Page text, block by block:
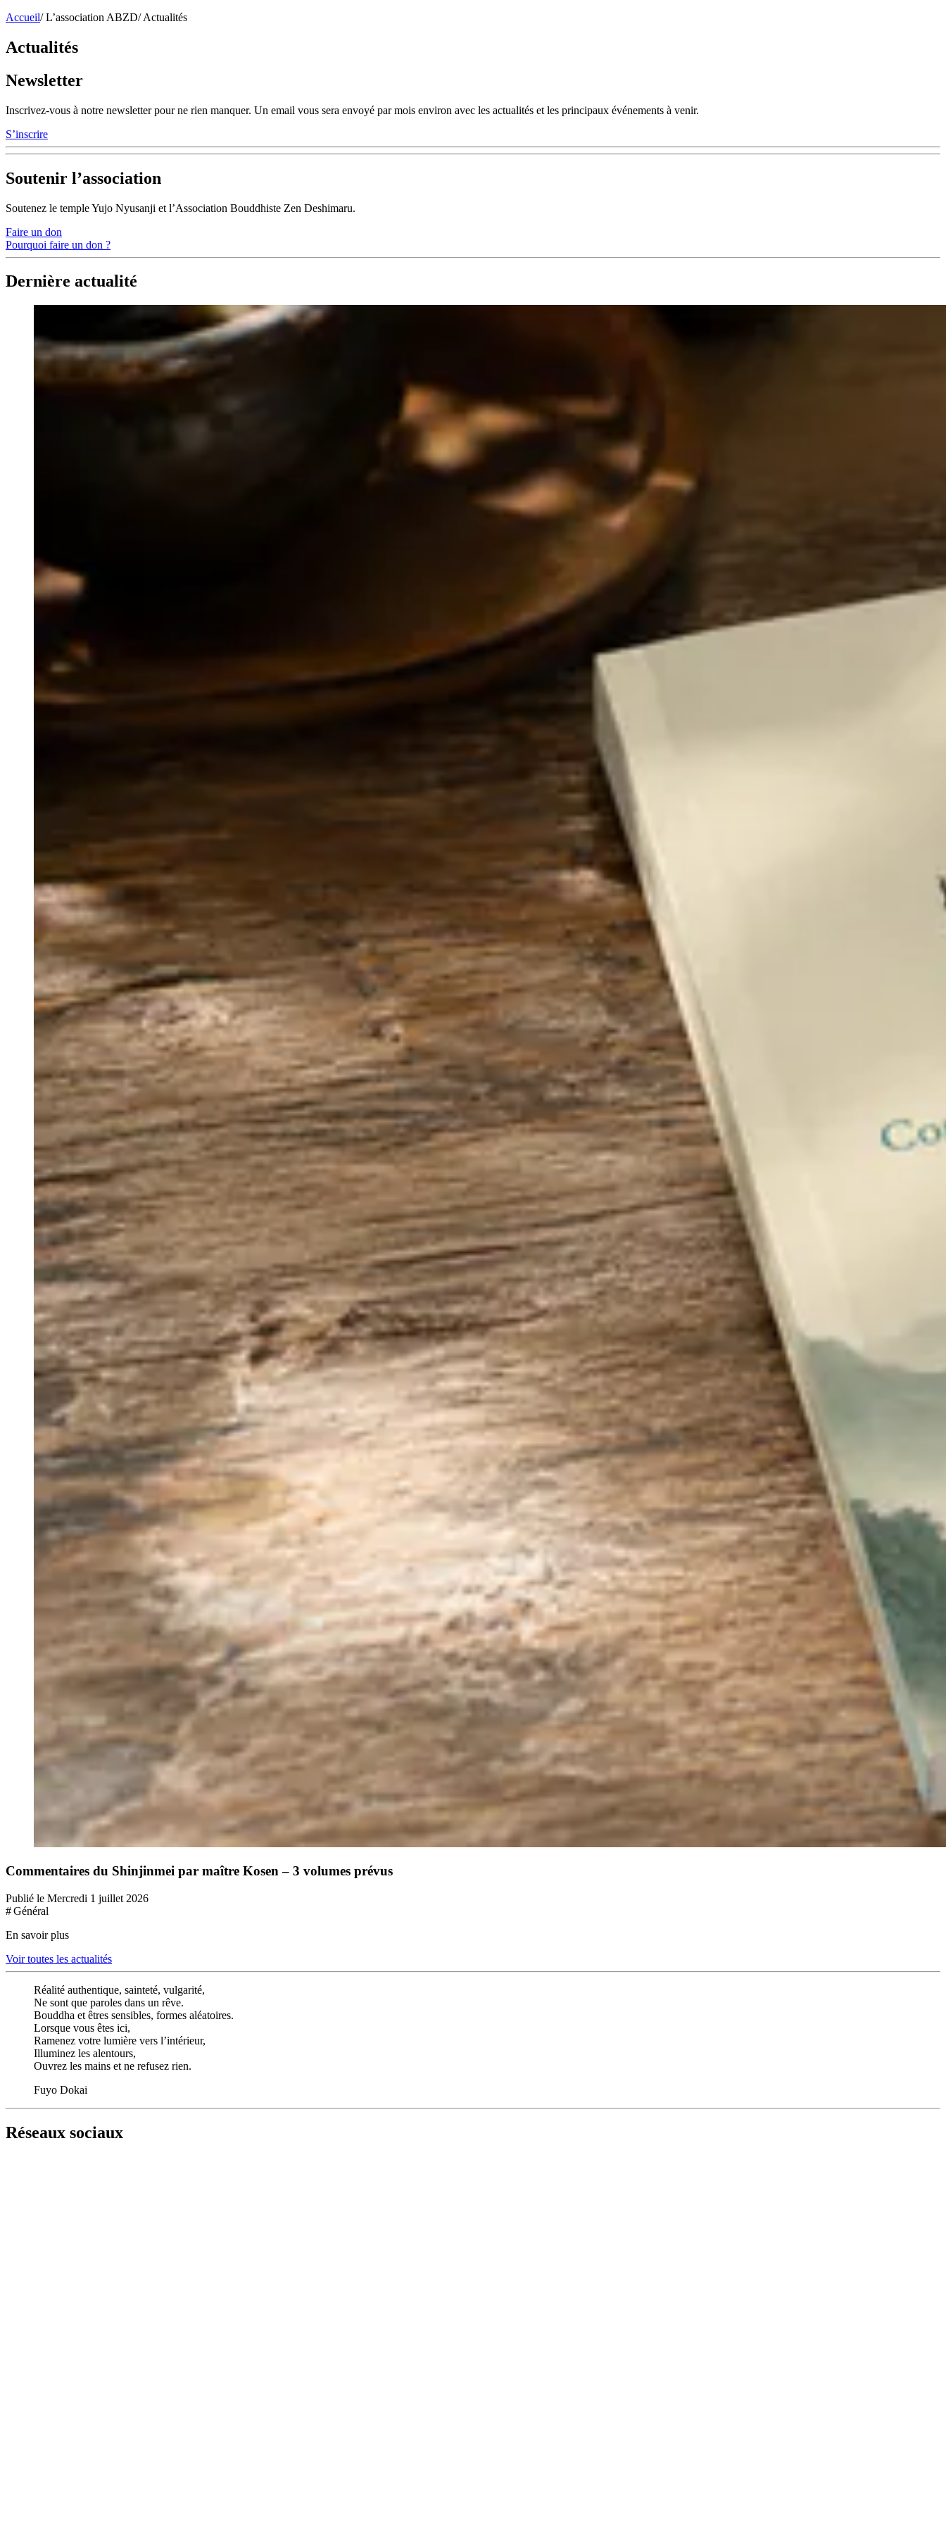
Accueil/ L’association ABZD/ Actualités
Actualités
Newsletter
Inscrivez-vous à notre newsletter pour ne rien manquer. Un email vous sera envoyé par mois environ avec les actualités et les principaux événements à venir.
S’inscrire
Soutenir l’association
Soutenez le temple Yujo Nyusanji et l’Association Bouddhiste Zen Deshimaru.
Faire un don
Pourquoi faire un don ?
Dernière actualité
Commentaires du Shinjinmei par maître Kosen – 3 volumes prévus
Publié le Mercredi 1 juillet 2026
# Général
En savoir plus
Voir toutes les actualités
Réalité authentique, sainteté, vulgarité,
Ne sont que paroles dans un rêve.
Bouddha et êtres sensibles, formes aléatoires.
Lorsque vous êtes ici,
Ramenez votre lumière vers l’intérieur,
Illuminez les alentours,
Ouvrez les mains et ne refusez rien.
Fuyo Dokai
Réseaux sociaux